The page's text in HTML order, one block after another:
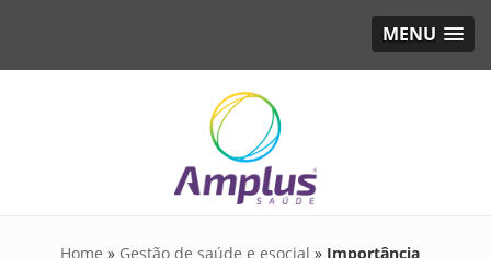
MENU
Home » Gestão de saúde e esocial » Importância